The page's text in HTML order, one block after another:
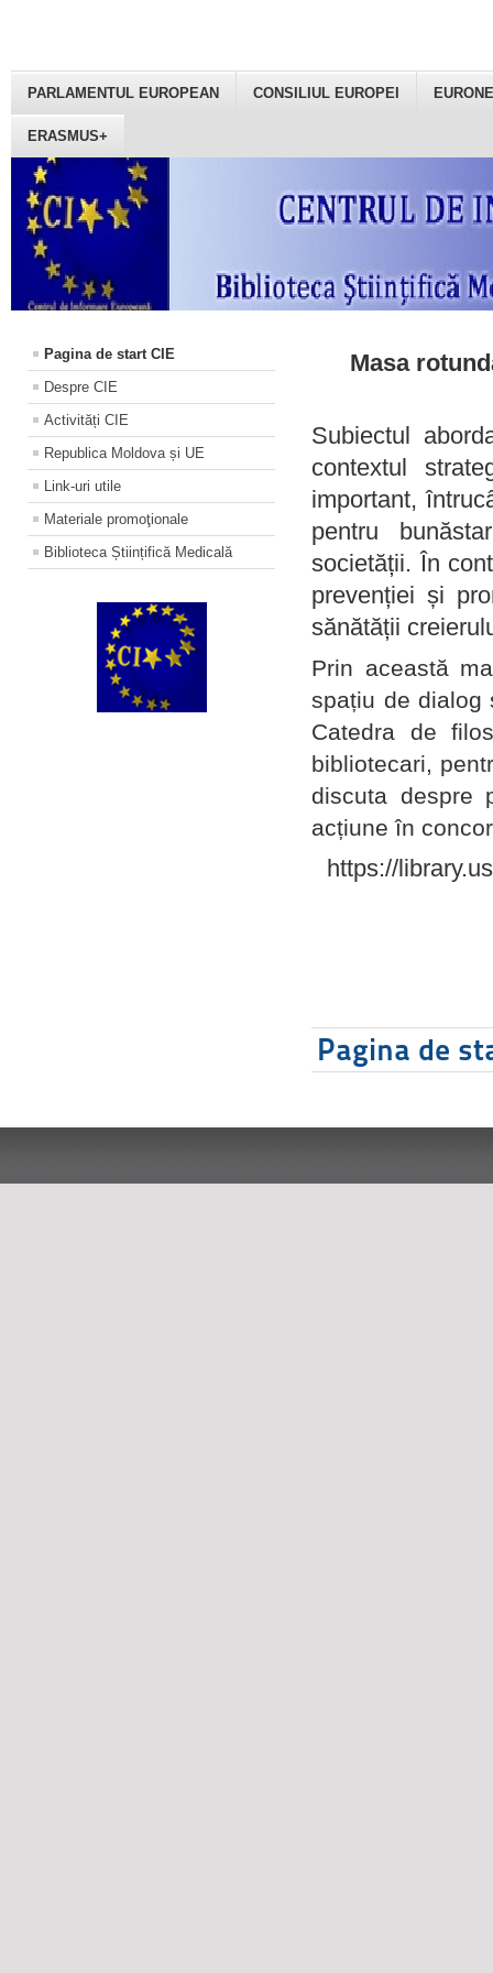
PARLAMENTUL EUROPEAN CONSILIUL EUROPEI
ERASMUS+
Pagina de start CIE
Despre CIE
Activități CIE
Republica Moldova și UE
Link-uri utile
Materiale promoţionale
Biblioteca Științifică Medicală
Masa
Subiectul
contextul
important,
pentru
societății. În
prevenției și
sănătății
Prin această
spațiu de dialog
Catedra de
bibliotecari,
discuta despre
acțiune în
https://
Pagina de